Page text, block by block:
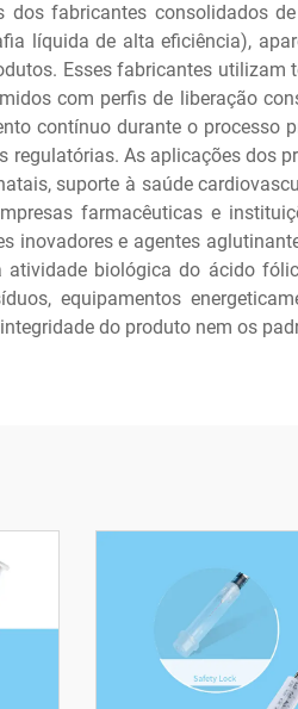
dos fabricantes consolidados
líquida de alta eficiência),
Esses fabricantes
com perfis de liberação
contínuo durante o processo
regulatórias. As aplicações dos
suporte à saúde
farmacêuticas e
inovadores e agentes
biológica do ácido
equipamentos
do produto nem os